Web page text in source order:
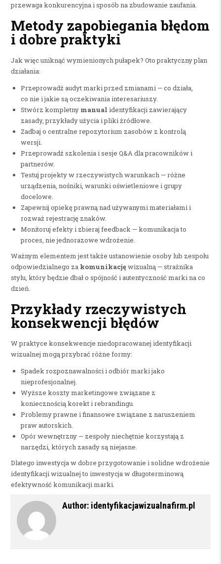
przewaga konkurencyjna i sposób na zbudowanie zaufania.
Metody zapobiegania błędom
i dobre praktyki
Jak więc uniknąć wymienionych pułapek? Oto praktyczny plan
działania:
Przeprowadź audyt marki przed zmianami — co działa,
co nie i jakie są oczekiwania interesariuszy.
Stwórz kompletny manual identyfikacji zawierający
zasady, przykłady użycia i pliki źródłowe.
Zadbaj o centralne repozytorium zasobów z kontrolą
wersji.
Przeprowadź szkolenia i sesje Q&A dla pracowników i
partnerów.
Testuj projekty w rzeczywistych warunkach — różne
urządzenia, nośniki, warunki oświetleniowe i grupy
docelowe.
Zapewnij opiekę prawną nad używanymi materiałami i
rozważ rejestrację znaków.
Monitoruj efekty i zbieraj feedback — komunikacja to
proces, nie jednorazowe wdrożenie.
Ważnym elementem jest także ustanowienie osoby lub zespołu
odpowiedzialnego za komunikacjęwizualną — strażnika
stylu, który będzie dbał o spójność i autentyczność marki na co
dzień.
Przykłady rzeczywistych
konsekwencji błędów
W praktyce konsekwencje niedopracowanej identyfikacji
wizualnej mogą przybrać różne formy:
Spadek rozpoznawalności i odbiór marki jako
nieprofesjonalnej.
Wyższe koszty marketingowe związane z
koniecznością korekt i rebrandingu.
Problemy prawne i finansowe związane z naruszeniem
praw autorskich.
Opór wewnętrzny — zespoły niechętnie korzystają z
narzędzi, których zasady są niejasne.
Dlatego inwestycja w dobre przygotowanie i solidne wdrożenie
identyfikacji wizualnej to inwestycja w długoterminową
efektywność komunikacji marki.
Author: identyfikacjawizualnafirm.pl